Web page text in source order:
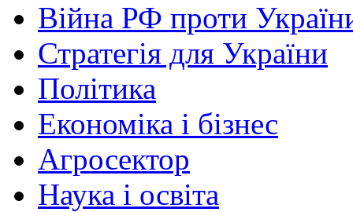
Війна РФ проти
Стратегія для України
Політика
Економіка і бізнес
Агросектор
Наука і освіта